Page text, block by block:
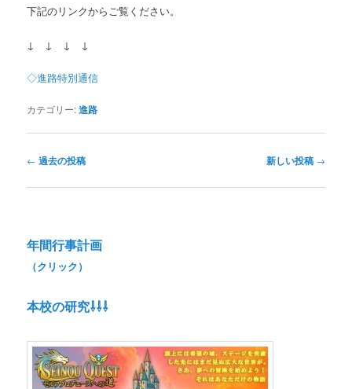
下記のリンクからご覧ください。
↓ ↓ ↓ ↓
◇進路特別通信
カテゴリー:進路
投
ナ
ー
ョ
← 過去の投稿 新しい投稿 →
年間行事計画
（クリック）
本校の研究⇩⇩⇩